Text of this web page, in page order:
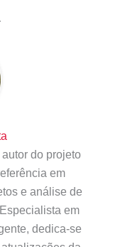
do projeto
em
e análise de
em
dedica-se